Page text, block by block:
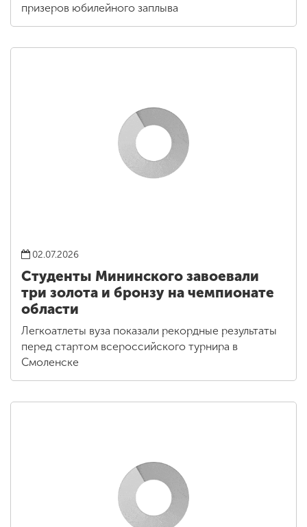
призеров юбилейного заплыва
02.07.2026
Студенты Мининского завоевали
три золота и бронзу на чемпионате
области
Легкоатлеты вуза показали рекордные результаты
перед стартом всероссийского турнира в
Смоленске